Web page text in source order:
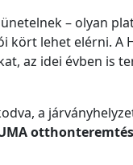
– olyan
lehet elérni. A
az idei évben is
a